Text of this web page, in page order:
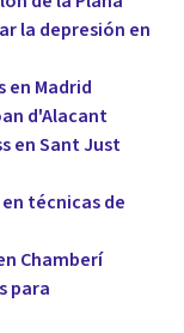
la depresión en
en Madrid
d'Alacant
en Sant Just
técnicas de
Chamberí
para